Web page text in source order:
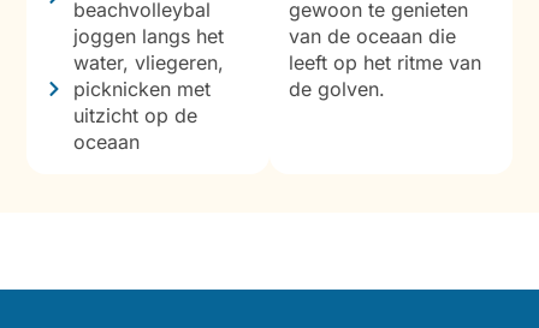
beachvolleybal
joggen langs het
water, vliegeren,
picknicken met
uitzicht op de
oceaan
gewoon te genieten
van de oceaan die
leeft op het ritme van
de golven.